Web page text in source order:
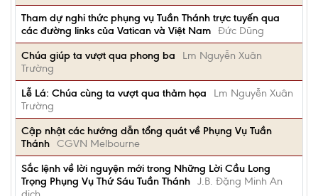
Tham dự nghi thức phụng vụ Tuần Thánh trực tuyến qua
các đường links của Vatican và Việt Nam Đức Dũng
Chúa giúp ta vượt qua phong ba
Lm Nguyễn Xuân
Trường
Lễ Lá: Chúa cùng ta vượt qua thảm họa
Lm Nguyễn Xuân
Trường
Cập nhật các hướng dẫn tổng quát về Phụng Vụ Tuần
Thánh CGVN Melbourne
Sắc lệnh về lời nguyện mới trong Những Lời Cầu Long
Trọng Phụng Vụ Thứ Sáu Tuần Thánh J.B. Đặng Minh An